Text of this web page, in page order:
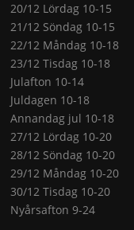
20/12 Lördag 10-15
21/12 Söndag 10-15
22/12 Måndag 10-18
23/12 Tisdag 10-18
Julafton 10-14
Juldagen 10-18
Annandag jul 10-18
27/12 Lördag 10-20
28/12 Söndag 10-20
29/12 Måndag 10-20
30/12 Tisdag 10-20
Nyårsafton 9-24